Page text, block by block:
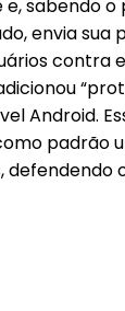
sabendo o
envia sua
contra
Android.
padrão